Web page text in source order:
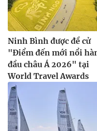
Ninh Bình được đề cử
"Điểm đến mới nổi
đầu châu Á 2026" tại
World Travel Awards